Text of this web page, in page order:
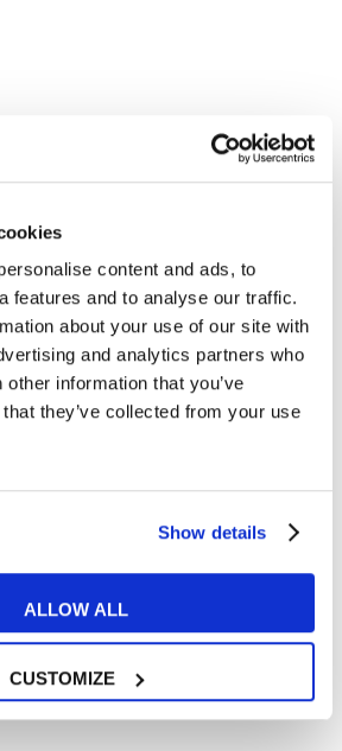
content and ads, to
features and to analyse our traffic.
about your use of our site with
and analytics partners who
information that you’ve
they’ve collected from your use
Show details
ALLOW ALL
CUSTOMIZE
esercizi in inglese sulla